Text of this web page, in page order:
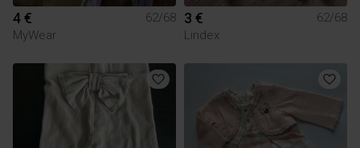
4 €
62/68
MyWear
3 €
62/68
Lindex